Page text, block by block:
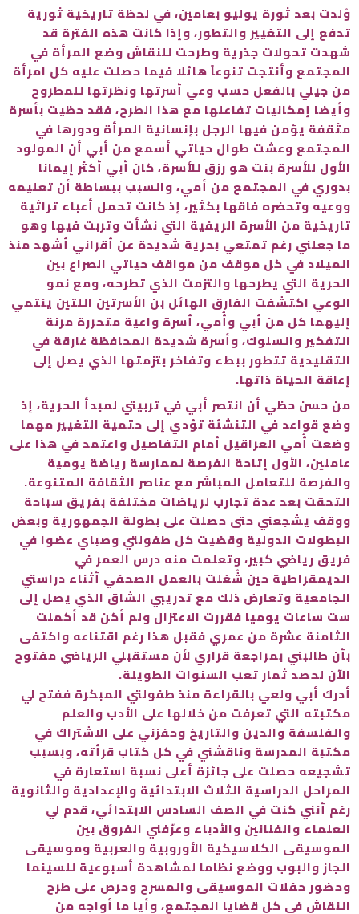
وُلدت بعد ثورة يوليو بعامين، في لحظة تاريخية ثورية
تدفع إلى التغيير والتطور، وإذا كانت هذه الفترة قد
شهدت تحولات جذرية وطرحت للنقاش وضع المرأة في
المجتمع وأنتجت تنوعاً هائلا فيما حصلت عليه كل امرأة
من جيلي بالفعل حسب وعي أسرتها ونظرتها للمطروح
وأيضا إمكانيات تفاعلها مع هذا الطرح، فقد حظيت بأسرة
مثقفة يؤمن فيها الرجل بإنسانية المرأة ودورها في
المجتمع وعشت طوال حياتي أسمع من أبي أن المولود
الأول للأسرة بنت هو رزق للأسرة، كان أبي أكثر إيمانا
بدوري في المجتمع من أمي، والسبب ببساطة أن تعليمه
ووعيه وتحضره فاقها بكثير، إذ كانت تحمل أعباء تراثية
تاريخية من الأسرة الريفية التي نشأت وتربت فيها وهو
ما جعلني رغم تمتعي بحرية شديدة عن أقراني أشهد منذ
الميلاد في كل موقف من مواقف حياتي الصراع بين
الحرية التي يطرحها والتزمت الذي تطرحه، ومع نمو
الوعي اكتشفت الفارق الهائل بن الأسرتين اللتين ينتمي
إليهما كل من أبي وأُمي، أسرة واعية متحررة مرنة
التفكير والسلوك، وأسرة شديدة المحافظة غارقة في
التقليدية تتطور ببطء وتفاخر بتزمتها الذي يصل إلى
إعاقة الحياة ذاتها.
من حسن حظي أن انتصر أبي في تربيتي لمبدأ الحرية، إذ
وضع قواعد في التنشئة تؤدي إلى حتمية التغيير مهما
وضعت أُمي العراقيل أمام التفاصيل واعتمد في هذا على
عاملين، الأول إتاحة الفرصة لممارسة رياضة يومية
والفرصة للتعامل المباشر مع عناصر الثقافة المتنوعة.
التحقت بعد عدة تجارب لرياضات مختلفة بفريق سباحة
ووقف يشجعني حتى حصلت على بطولة الجمهورية وبعض
البطولات الدولية وقضيت كل طفولتي وصباي عضوا في
فريق رياضي كبير، وتعلمت منه درس العمر في
الديمقراطية حين شُغلت بالعمل الصحفي أثناء دراستي
الجامعية وتعارض ذلك مع تدريبي الشاق الذي يصل إلى
ست ساعات يوميا فقررت الاعتزال ولم أكن قد أكملت
الثامنة عشرة من عمري فقبل هذا رغم اقتناعه واكتفى
بأن طالبني بمراجعة قراري لأن مستقبلي الرياضي مفتوح
الآن لحصد ثمار تعب السنوات الطويلة.
أدرك أبي ولعي بالقراءة منذ طفولتي المبكرة ففتح لي
مكتبته التي تعرفت من خلالها على الأدب والعلم
والفلسفة والدين والتاريخ وحفزني على الاشتراك في
مكتبة المدرسة وناقشني في كل كتاب قرأته، وبسبب
تشجيعه حصلت على جائزة أعلى نسبة استعارة في
المراحل الدراسية الثلاث الابتدائية والإعدادية والثانوية
رغم أنني كنت في الصف السادس الابتدائي، قدم لي
العلماء والفنانين والأدباء وعرّفني الفروق بين
الموسيقى الكلاسيكية الأوروبية والعربية وموسيقى
الجاز والبوب ووضع نظاما لمشاهدة أسبوعية للسينما
وحضور حفلات الموسيقى والمسرح وحرص على طرح
النقاش في كل قضايا المجتمع، وأيا ما أواجه من